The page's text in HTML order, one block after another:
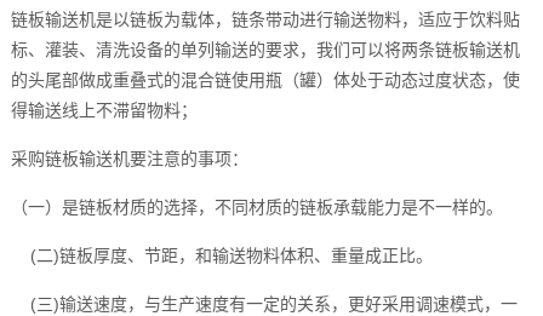
链板输送机是以链板为载体，链条带动进行输送物料，适应于饮料贴
标、灌装、清洗设备的单列输送的要求，我们可以将两条链板输送机
的头尾部做成重叠式的混合链使用瓶（罐）体处于动态过度状态，使
得输送线上不滞留物料；
采购链板输送机要注意的事项：
（一）是链板材质的选择，不同材质的链板承载能力是不一样的。
(二)链板厚度、节距，和输送物料体积、重量成正比。
(三)输送速度，与生产速度有一定的关系，更好采用调速模式，一